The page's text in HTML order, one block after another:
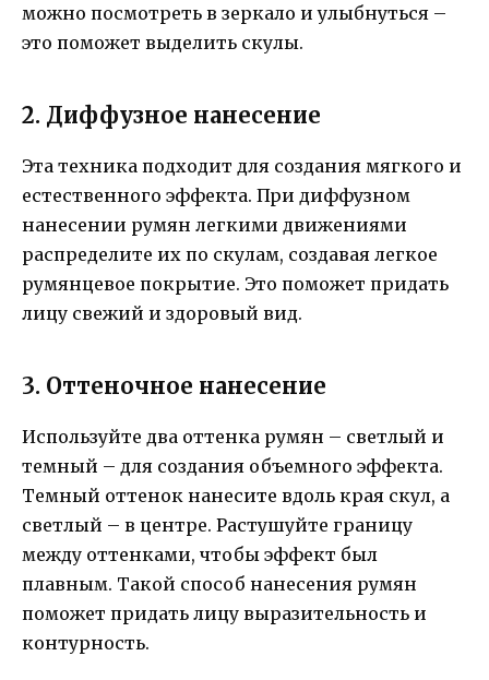
можно посмотреть в зеркало и улыбнуться –
это поможет выделить скулы.
2. Диффузное нанесение
Эта техника подходит для создания мягкого и
естественного эффекта. При диффузном
нанесении румян легкими движениями
распределите их по скулам, создавая легкое
румянцевое покрытие. Это поможет придать
лицу свежий и здоровый вид.
3. Оттеночное нанесение
Используйте два оттенка румян – светлый и
темный – для создания объемного эффекта.
Темный оттенок нанесите вдоль края скул, а
светлый – в центре. Растушуйте границу
между оттенками, чтобы эффект был
плавным. Такой способ нанесения румян
поможет придать лицу выразительность и
контурность.